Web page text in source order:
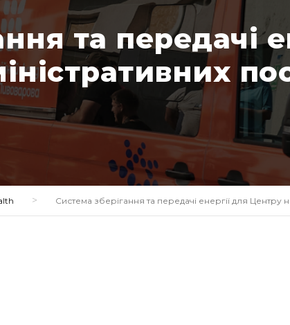
та передачі
> Система зберігання та передачі енергії для